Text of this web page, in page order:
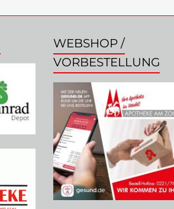
WEBSHOP /
VORBESTELLUNG